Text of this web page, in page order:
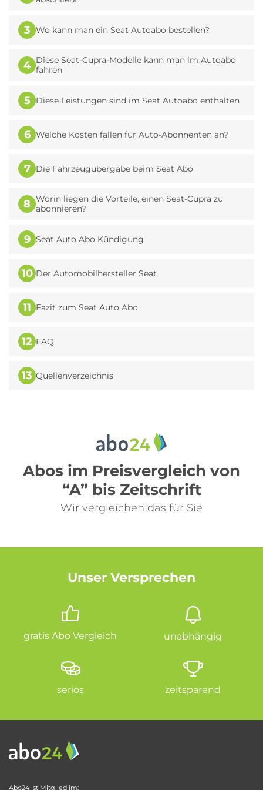
mobile.de GmbH:
[abgerufen am 04.10.2023]
SEAT Deutschland GmbH:
https://www.seat.de/modelle/leon/uebersicht.html
https://www.seat.de/ueber-seat/unser-weg
[abgerufen am 04.10.2023], https://www.seat-
blick/production-facilities [abgerufen am
04.10.2023],
https://www.seat.de/modelle/ibiza/uebersicht.html
[abgerufen am 04.10.2023]
3 Wo kann man ein Seat Autoabo bestellen?
4 Diese Seat-Cupra-Modelle kann man im Autoabo
fahren
5 Diese Leistungen sind im Seat Autoabo enthalten
6 Welche Kosten fallen für Auto-Abonnenten an?
7 Die Fahrzeugübergabe beim Seat Abo
8 Worin liegen die Vorteile, einen Seat-Cupra zu
abonnieren?
9 Seat Auto Abo Kündigung
10 Der Automobilhersteller Seat
11 Fazit zum Seat Auto Abo
12 FAQ
13 Quellenverzeichnis
Abos im Preisvergleich von
“A” bis Zeitschrift
Wir vergleichen das für Sie
Unser Versprechen
gratis Abo Vergleich unabhängig
seriös zeitsparend
Abo24 ist Mitglied im: